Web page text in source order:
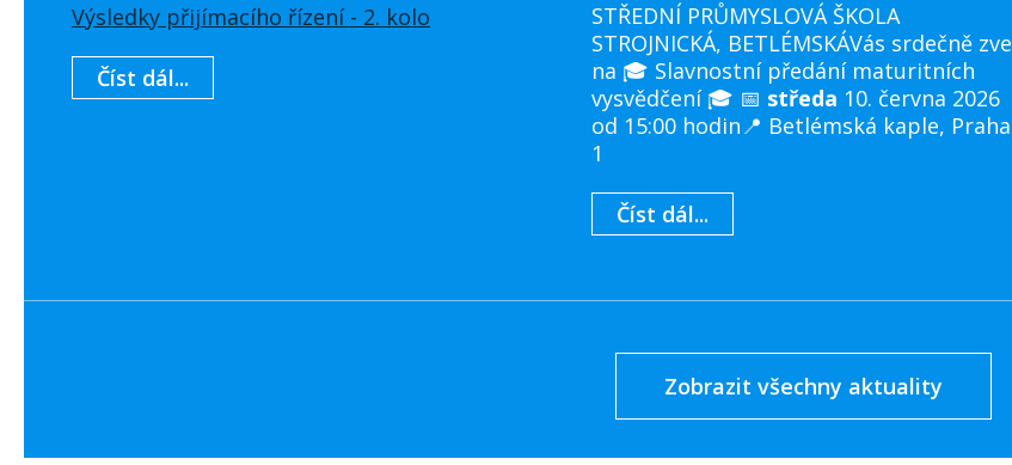
Výsledky přijímacího řízení - 2. kolo
Číst dál...
STŘEDNÍ PRŮMYSLOVÁ ŠKOLA
STROJNICKÁ, BETLÉMSKÁVás srdečně zve
na 🎓 Slavnostní předání maturitních
vysvědčení 🎓 📅 středa 10. června 2026
od 15:00 hodin📍 Betlémská kaple, Praha
1
Číst dál...
Zobrazit všechny aktuality